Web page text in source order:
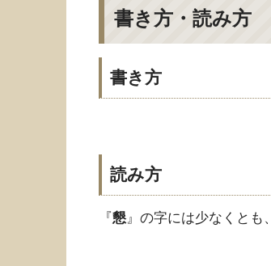
書き方・読み方
書き方
読み方
『懇』の字には少なくとも、